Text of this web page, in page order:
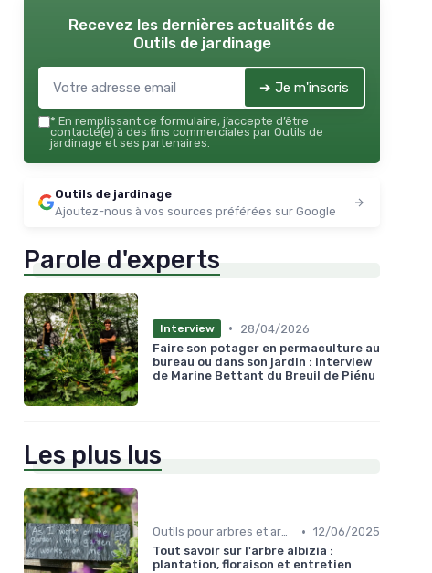
Recevez les dernières actualités de
Outils de jardinage
➔ Je m'inscris
* En remplissant ce formulaire, j’accepte d’être
contacté(e) à des fins commerciales par Outils de
jardinage et ses partenaires.
Outils de jardinage
Ajoutez-nous à vos sources préférées sur Google
Parole d'experts
Interview •
28/04/2026
Faire son potager en permaculture au
bureau ou dans son jardin : Interview
de Marine Bettant du Breuil de Piénu
Les plus lus
Outils pour arbres et arbustes • 12/06/2025
Tout savoir sur l'arbre albizia :
plantation, floraison et entretien